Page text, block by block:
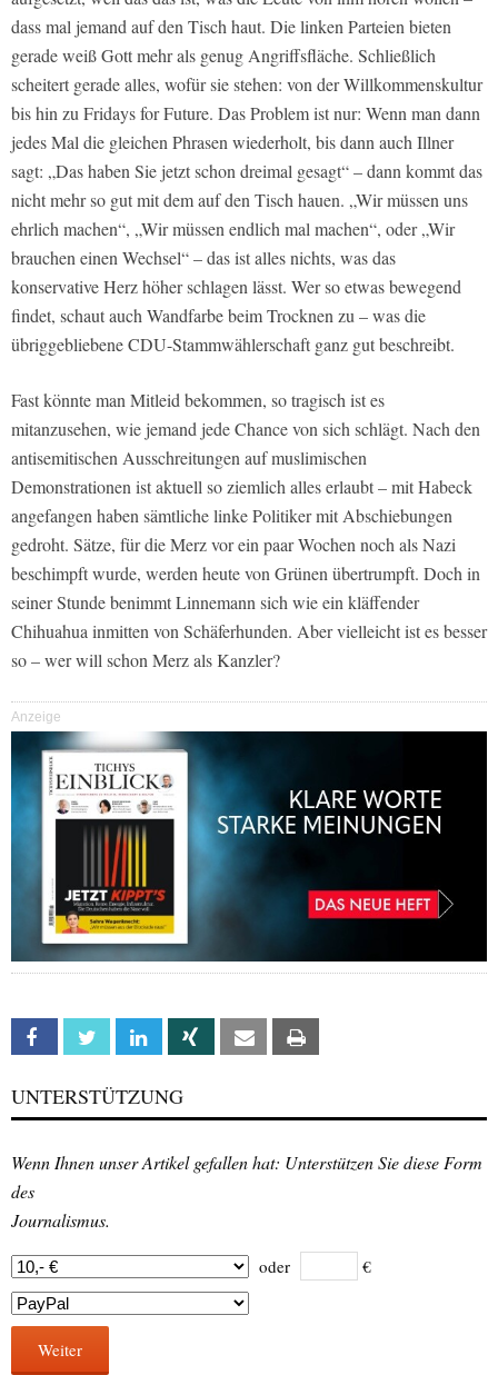
dass mal jemand auf den Tisch haut. Die linken Parteien bieten
gerade weiß Gott mehr als genug Angriffsfläche. Schließlich
scheitert gerade alles, wofür sie stehen: von der Willkommenskultur
bis hin zu Fridays for Future. Das Problem ist nur: Wenn man dann
jedes Mal die gleichen Phrasen wiederholt, bis dann auch Illner
sagt: „Das haben Sie jetzt schon dreimal gesagt“ – dann kommt das
nicht mehr so gut mit dem auf den Tisch hauen. „Wir müssen uns
ehrlich machen“, „Wir müssen endlich mal machen“, oder „Wir
brauchen einen Wechsel“ – das ist alles nichts, was das
konservative Herz höher schlagen lässt. Wer so etwas bewegend
findet, schaut auch Wandfarbe beim Trocknen zu – was die
übriggebliebene CDU-Stammwählerschaft ganz gut beschreibt.
Fast könnte man Mitleid bekommen, so tragisch ist es
mitanzusehen, wie jemand jede Chance von sich schlägt. Nach den
antisemitischen Ausschreitungen auf muslimischen
Demonstrationen ist aktuell so ziemlich alles erlaubt – mit Habeck
angefangen haben sämtliche linke Politiker mit Abschiebungen
gedroht. Sätze, für die Merz vor ein paar Wochen noch als Nazi
beschimpft wurde, werden heute von Grünen übertrumpft. Doch in
seiner Stunde benimmt Linnemann sich wie ein kläffender
Chihuahua inmitten von Schäferhunden. Aber vielleicht ist es besser
so – wer will schon Merz als Kanzler?
Anzeige
Facebook Twitter Linkedin Xing Email
UNTERSTÜTZUNG
Wenn Ihnen unser Artikel gefallen hat: Unterstützen Sie diese Form
des
Journalismus.
oder €
Weiter